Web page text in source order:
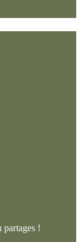
partages !